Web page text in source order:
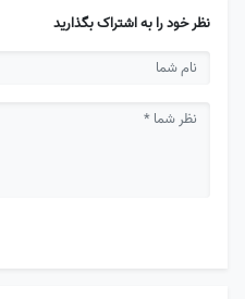
نظر خود را به اشتراک بگذارید